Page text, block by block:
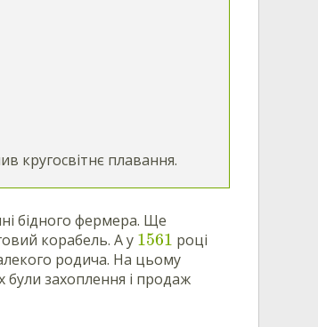
кругосвітнє плавання.
бідного фермера. Ще
корабель. А у 1561 році
родича. На цьому
були захоплення і продаж